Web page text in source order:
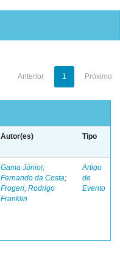
Anterior 1 Próximo
Autor(es) Tipo
Gama Júnior,
Fernando da Costa;
Frogeri, Rodrigo
Franklin
Artigo
de
Evento